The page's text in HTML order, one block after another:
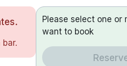
Please select one or
want to book